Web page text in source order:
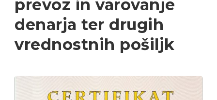
prevoz in varovanje
denarja ter drugih
vrednostnih pošiljk